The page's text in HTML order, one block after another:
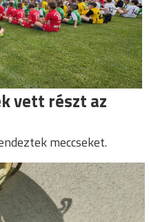
vett részt az
meccseket.